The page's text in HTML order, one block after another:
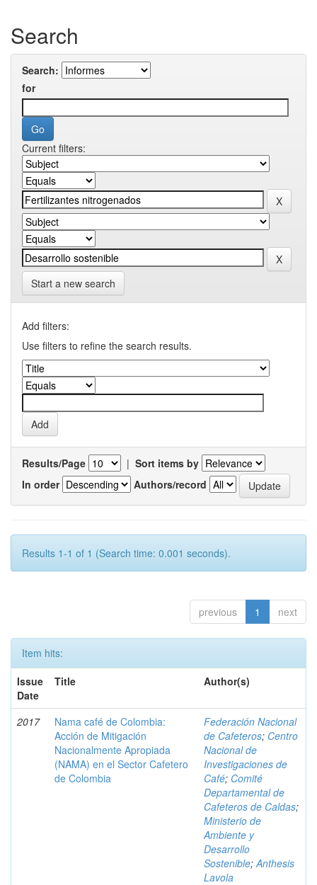
Search
Search:
for
Current filters:
Start a new search
Add filters:
Use filters to refine the search results.
Results/Page | Sort items by
In order
Authors/record
Results 1-1 of 1 (Search time: 0.001 seconds).
previous 1 next
Item hits:
Issue
Date
Title Author(s)
2017
Nama café de Colombia:
Acción de Mitigación
Nacionalmente Apropiada
(NAMA) en el Sector Cafetero
de Colombia
Federación Nacional
de Cafeteros; Centro
Nacional de
Investigaciones de
Café; Comité
Departamental de
Cafeteros de Caldas;
Ministerio de
Ambiente y
Desarrollo
Sostenible;Anthesis
Lavola